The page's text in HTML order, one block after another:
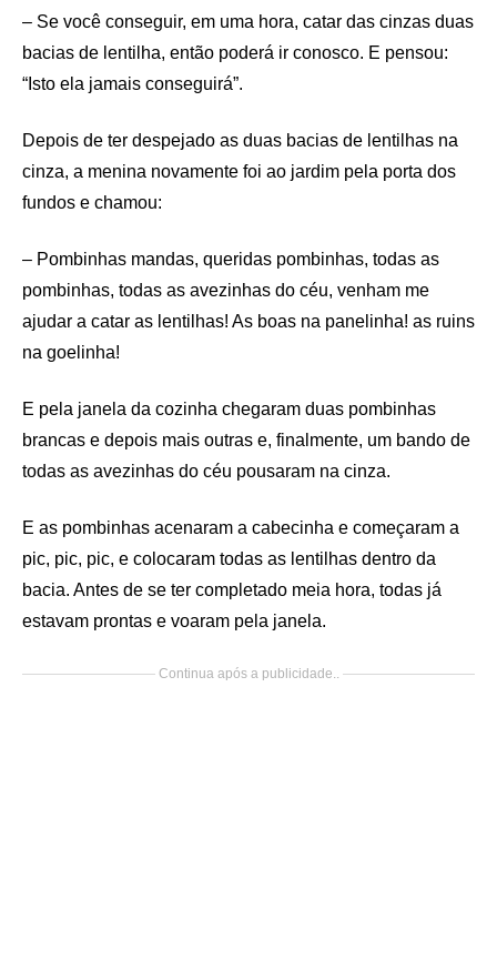
– Se você conseguir, em uma hora, catar das cinzas duas
bacias de lentilha, então poderá ir conosco. E pensou:
“Isto ela jamais conseguirá”.
Depois de ter despejado as duas bacias de lentilhas na
cinza, a menina novamente foi ao jardim pela porta dos
fundos e chamou:
– Pombinhas mandas, queridas pombinhas, todas as
pombinhas, todas as avezinhas do céu, venham me
ajudar a catar as lentilhas! As boas na panelinha! as ruins
na goelinha!
E pela janela da cozinha chegaram duas pombinhas
brancas e depois mais outras e, finalmente, um bando de
todas as avezinhas do céu pousaram na cinza.
E as pombinhas acenaram a cabecinha e começaram a
pic, pic, pic, e colocaram todas as lentilhas dentro da
bacia. Antes de se ter completado meia hora, todas já
estavam prontas e voaram pela janela.
Continua após a publicidade..